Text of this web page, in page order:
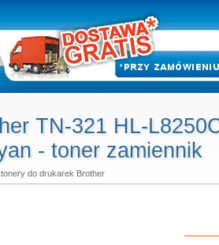
TN-321 HL-
- toner zamiennik
tonery do drukarek Brother